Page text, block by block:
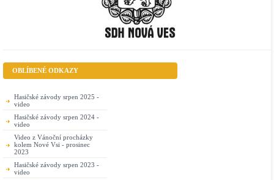
OBLÍBENÉ ODKAZY
Hasičské závody srpen 2025 -
video
Hasičské závody srpen 2024 -
video
Video z Vánoční procházky
kolem Nové Vsi - prosinec
2023
Hasičské závody srpen 2023 -
video